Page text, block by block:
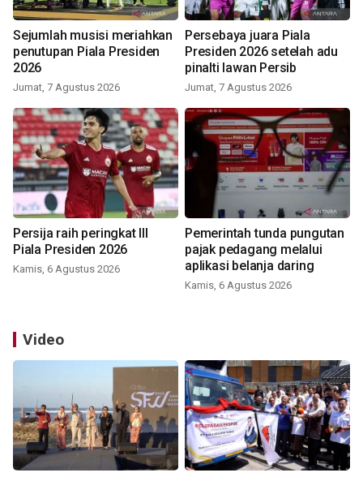
Sejumlah musisi meriahkan
penutupan Piala Presiden
2026
Jumat, 7 Agustus 2026
Persebaya juara Piala
Presiden 2026 setelah adu
pinalti lawan Persib
Jumat, 7 Agustus 2026
Persija raih peringkat III
Piala Presiden 2026
Kamis, 6 Agustus 2026
Pemerintah tunda pungutan
pajak pedagang melalui
aplikasi belanja daring
Kamis, 6 Agustus 2026
Video